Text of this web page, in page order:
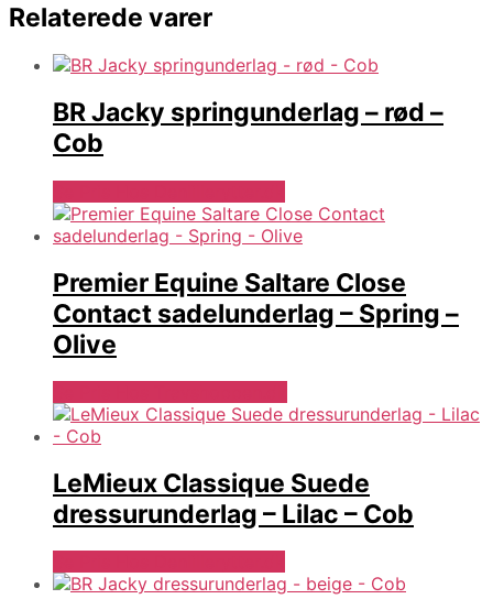
Relaterede varer
BR Jacky springunderlag – rød –
Cob
Premier Equine Saltare Close
Contact sadelunderlag – Spring –
Olive
LeMieux Classique Suede
dressurunderlag – Lilac – Cob